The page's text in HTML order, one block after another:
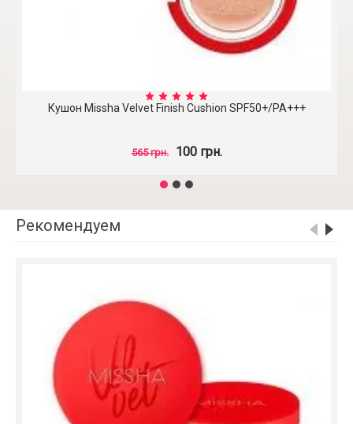
Кушон Missha Velvet Finish Cushion SPF50+/PA+++
565 грн. 100 грн.
Рекомендуем